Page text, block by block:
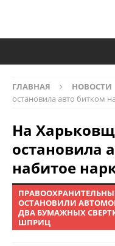
ГЛАВНАЯ НОВОСТИ
остановила авто битком
На
остановила
набитое
ОСТАНОВИЛИ
ДВА БУМАЖНЫХ
ШПРИЦ